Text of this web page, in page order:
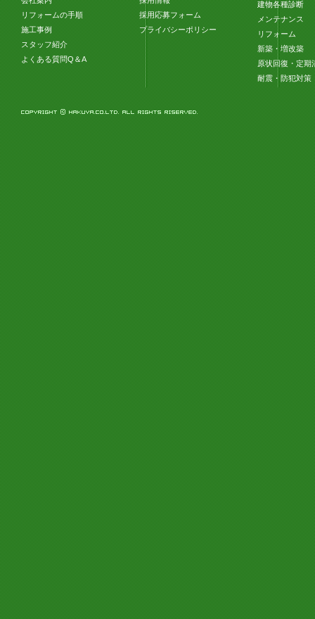
リフォームの手順
施工事例
スタッフ紹介
よくある質問Q＆A
採用応募フォーム
プライバシーポリシー
建物各種診断
メンテナンス
リフォーム
新築・増改築
原状回復・定期
耐震・防犯対策